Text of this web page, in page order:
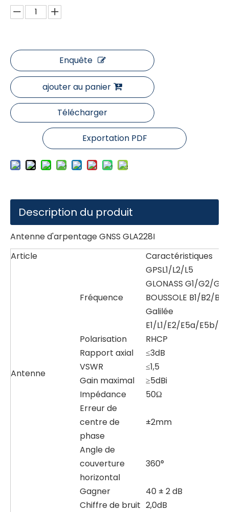
Enquête
ajouter au panier
Télécharger
Exportation PDF
Description du produit
Antenne d'arpentage GNSS GLA228I
Article
Caractéristiques
Antenne
Fréquence
GPSL1/L2/L5
GLONASS G1/G2/G3
BOUSSOLE B1/B2/B3
Galilée
E1/L1/E2/E5a/E5b/E6
Polarisation
RHCP
Rapport axial
≤3dB
VSWR
≤1,5
Gain maximal
≥5dBi
Impédance
50Ω
Erreur de
centre de
phase
±2mm
Angle de
couverture
horizontal
360°
Gagner
40 ± 2 dB
Chiffre de bruit 2,0dB